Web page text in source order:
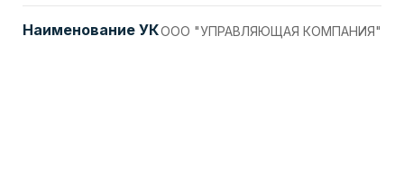
Наименование УКООО "УПРАВЛЯЮЩАЯ КОМПАНИЯ"